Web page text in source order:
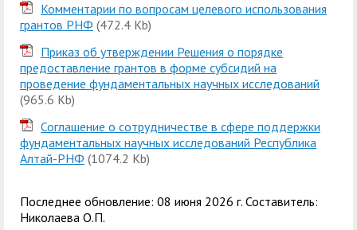
Комментарии по вопросам целевого использования
грантов РНФ (472.4 Kb)
Приказ об утверждении Решения о порядке
предоставление грантов в форме субсидий на
проведение фундаментальных научных исследований
(965.6 Kb)
Соглашение о сотрудничестве в сфере поддержки
фундаментальных научных исследований Республика
Алтай-РНФ (1074.2 Kb)
Последнее обновление: 08 июня 2026 г. Составитель:
Николаева О.П.